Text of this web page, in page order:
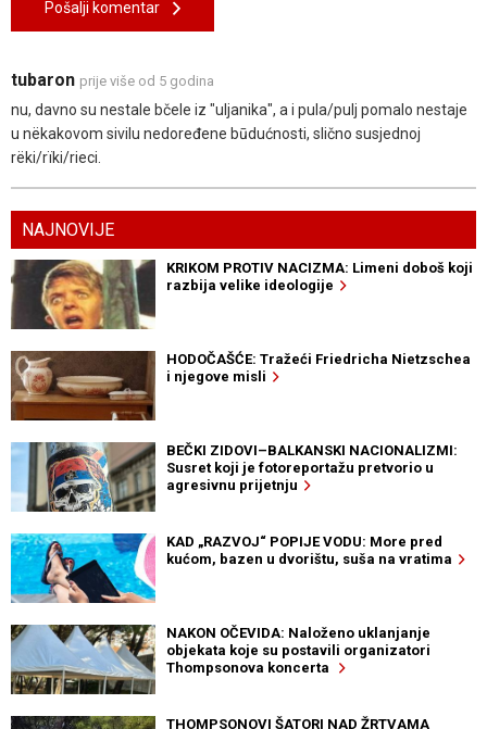
Pošalji komentar
tubaron prije više od 5 godina
nu, davno su nestale bčele iz "uljanika", a i pula/pulj pomalo nestaje
u nëkakovom sivilu nedoređene būdućnosti, slično susjednoj
rëki/rïki/rieci.
NAJNOVIJE
KRIKOM PROTIV NACIZMA: Limeni doboš koji
razbija velike ideologije
HODOČAŠĆE: Tražeći Friedricha Nietzschea
i njegove misli
BEČKI ZIDOVI–BALKANSKI NACIONALIZMI:
Susret koji je fotoreportažu pretvorio u
agresivnu prijetnju
KAD „RAZVOJ“ POPIJE VODU: More pred
kućom, bazen u dvorištu, suša na vratima
NAKON OČEVIDA: Naloženo uklanjanje
objekata koje su postavili organizatori
Thompsonova koncerta
THOMPSONOVI ŠATORI NAD ŽRTVAMA